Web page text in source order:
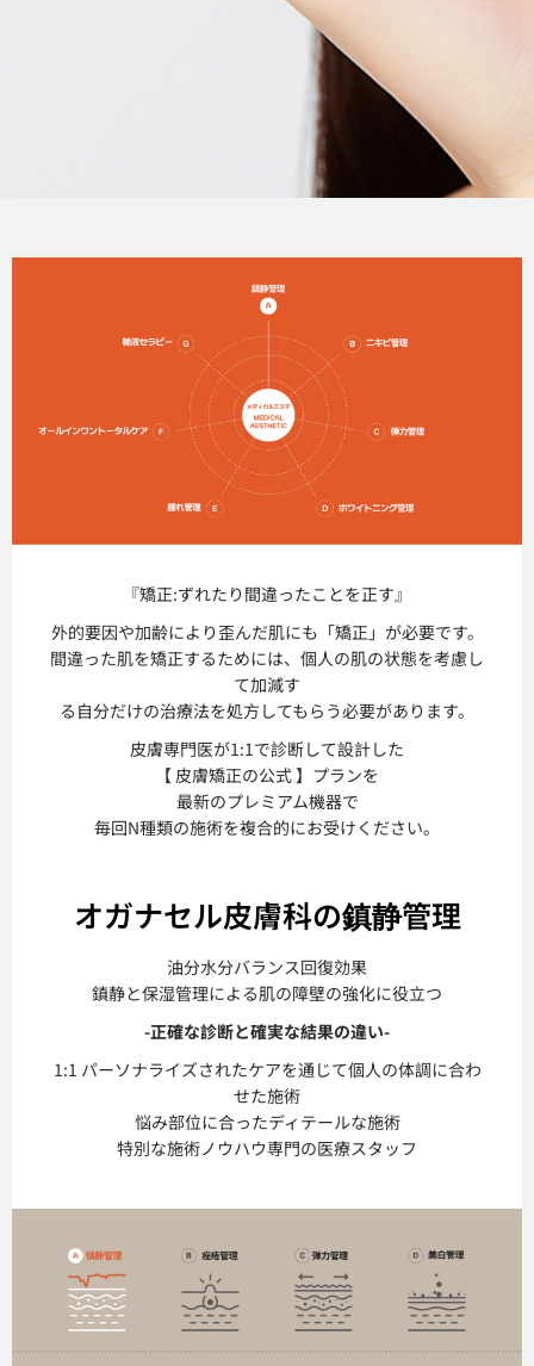
『矯正:ずれたり 間違ったことを正す』
外的要因や加齢により歪んだ肌にも「矯正」が必要です。
間違った肌を矯正するためには、個人の肌の状態を考慮し
て加減す
る自分だけの治療法を処方してもらう必要があります。
皮膚専門医が1:1で診断して設計した
【 皮膚矯正の公式 】プランを
最新のプレミアム機器で
毎回N種類の施術を複合的にお受けください。
オガナセル皮膚科の鎮静管理
油分水分バランス回復効果
鎮静と保湿管理による肌の障壁の強化に役立つ
-正確な診断と確実な結果の違い-
1:1 パーソナライズされたケアを通じて個人の体調に合わ
せた施術
悩み部位に合ったディテールな施術
特別な施術ノウハウ専門の医療スタッフ